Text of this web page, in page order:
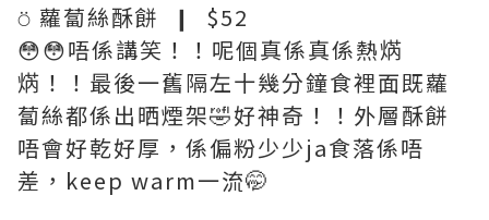
⍥ 蘿蔔絲酥餅 ❙ $52
😳😳唔係講笑！！呢個真係真係熱焫
焫！！最後一舊隔左十幾分鐘食裡面既蘿
蔔絲都係出晒煙架🤣好神奇！！外層酥餅
唔會好乾好厚，係偏粉少少ja食落係唔
差，keep warm一流🤭